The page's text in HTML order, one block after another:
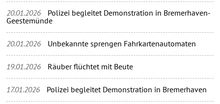
20.01.2026
Polizei begleitet Demonstration in Bremerhaven-
Geestemünde
20.01.2026 Unbekannte sprengen Fahrkartenautomaten
19.01.2026 Räuber flüchtet mit Beute
17.01.2026 Polizei begleitet Demonstration in Bremerhaven